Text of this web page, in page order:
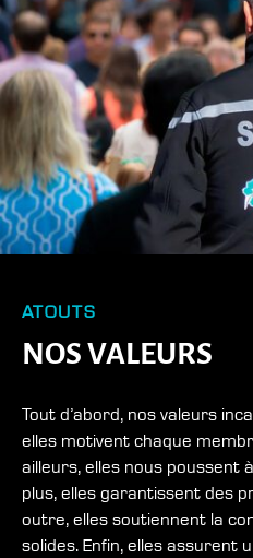
ATOUTS
NOS VALEURS
Tout d’abord, nos valeurs
elles motivent chaque
ailleurs, elles nous poussent
plus, elles garantissent des
outre, elles soutiennent la
solides. Enfin, elles assurent